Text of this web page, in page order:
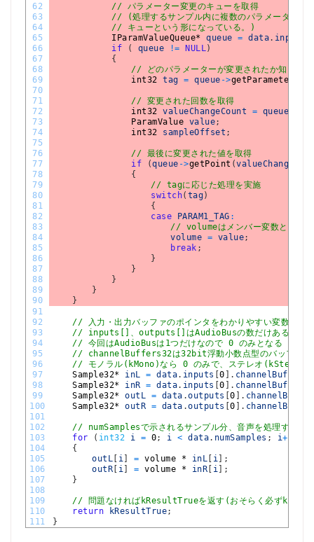
62
63
64
65
66
67
68
69
70
71
72
73
74
75
76
77
78
79
80
81
82
83
84
85
86
87
88
89
90
91
92
93
94
95
96
97
98
99
100
101
102
103
104
105
106
107
108
109
110
111
// パラメーター変更のキューを取得
// (処理するサンプル内に複数のパラメーター変
// キューという形になっている。)
IParamValueQueue*
queue = data.
if
( queue != NULL)
{
// どのパラメーターが変更されたか知るた
int32 tag = queue ->getParameterId
// 変更された回数を取得
int32 valueChangeCount = queue
ParamValue value;
int32 sampleOffset ;
// 最後に変更された値を取得
if
(queue ->getPoint (
{
// tagに応じた処理を実施
switch( tag)
{
case
PARAM1_TAG :
// volumeはメンバー変数としてあ
volume = value;
break ;
}
}
}
}
}
// 入力・出力バッファのポインタをわかりやすい変数に格
// inputs[]、outputs[]はAudioBusの数だけある
// 今回はAudioBusは1つだけなので 0 のみとなる
// channelBuffers32は32bit浮動小数点型のバッファで
// モノラル(kMono)なら 0 のみで、ステレオ
Sample32*
inL = data. inputs 0 .
Sample32*
inR = data. inputs 0 .
Sample32*
outL = data .outputs 0 .
Sample32*
outR = data .outputs 0 .
// numSamplesで示されるサンプル分、音声を処理する
for
( int32 i = 0; i < data. numSamples ; i++
{
outL
i = volume * inL i
;
outR
i = volume * inR i
;
}
// 問題なければkResultTrueを返す(おそらく必ず
return
kResultTrue;
}